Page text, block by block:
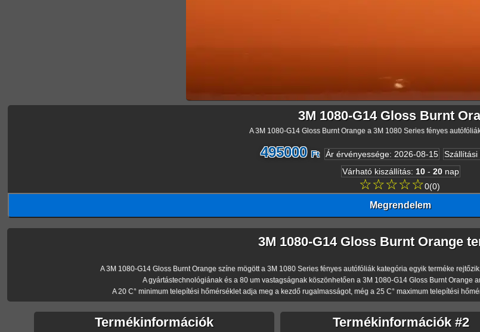
3M 1080-G14 Gloss Burnt
A 3M 1080-G14 Gloss Burnt Orange a 3M 1080 Series fényes
495000 Ft Ár érvényessége: 2026-08-15 Szállítási
Várható kiszállítás: 10- 20 nap
☆☆☆☆☆0(0)
Megrendelem
3M 1080-G14 Gloss Burnt Orange
A 3M 1080-G14 Gloss Burnt Orange színe mögött a 3M 1080 Series fényes autófóliák kategória egyik terméke
A gyártástechnológiának és a 80 um vastagságnak köszönhetően a 3M 1080-G14 Gloss Burnt Orange
A 20 C° minimum telepítési hőmérséklet adja meg a kezdő rugalmasságot, még a 25 C° maximum telepítési
Termékinformációk Termékinformációk #2